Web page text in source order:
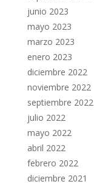
junio 2023
mayo 2023
marzo 2023
enero 2023
diciembre 2022
noviembre 2022
septiembre 2022
julio 2022
mayo 2022
abril 2022
febrero 2022
diciembre 2021